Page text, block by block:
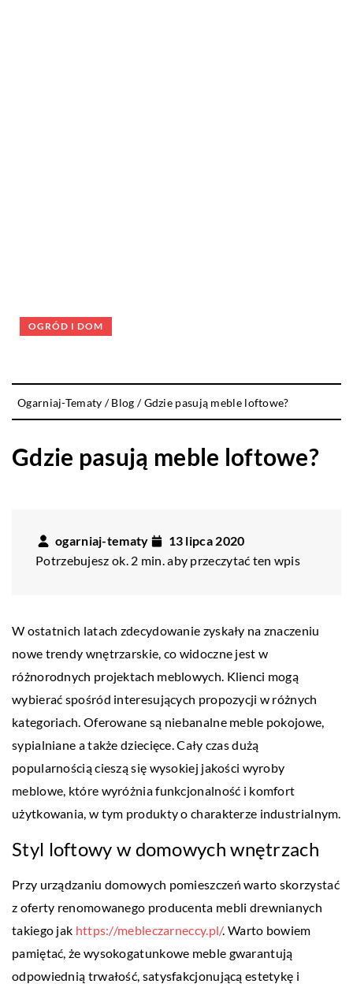
OGRÓD I DOM
Ogarniaj-Tematy /Blog /Gdzie pasują meble loftowe?
Gdzie pasują meble loftowe?
ogarniaj-tematy
13 lipca 2020
Potrzebujesz ok. 2 min. aby przeczytać ten wpis
W ostatnich latach zdecydowanie zyskały na znaczeniu
nowe trendy wnętrzarskie, co widoczne jest w
różnorodnych projektach meblowych. Klienci mogą
wybierać spośród interesujących propozycji w różnych
kategoriach. Oferowane są niebanalne meble pokojowe,
sypialniane a także dziecięce. Cały czas dużą
popularnością cieszą się wysokiej jakości wyroby
meblowe, które wyróżnia funkcjonalność i komfort
użytkowania, w tym produkty o charakterze industrialnym.
Styl loftowy w domowych wnętrzach
Przy urządzaniu domowych pomieszczeń warto skorzystać
z oferty renomowanego producenta mebli drewnianych
takiego jak https://mebleczarneccy.pl/. Warto bowiem
pamiętać, że wysokogatunkowe meble gwarantują
odpowiednią trwałość, satysfakcjonującą estetykę i